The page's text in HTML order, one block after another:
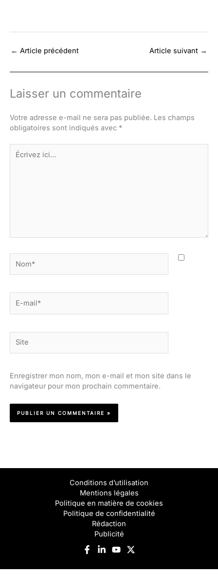
← Article précédent Article suivant →
Laisser un commentaire
Votre adresse e-mail ne sera pas publiée. Les champs
obligatoires sont indiqués avec *
Écrivez
ici…
mail*
Enregistrer mon nom, mon e-mail et mon site dans le
navigateur pour mon prochain commentaire.
Conditions d’utilisation
Mentions légales
Politique en matière de cookies
Politique de confidentialité
Rédaction
Publicité